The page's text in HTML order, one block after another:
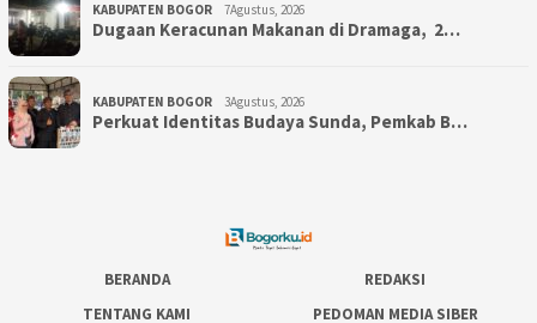
KABUPATEN BOGOR 7Agustus, 2026
‎Dugaan Keracunan Makanan di Dramaga, 2…
KABUPATEN BOGOR 3Agustus, 2026
Perkuat Identitas Budaya Sunda, Pemkab B…
BERANDA
REDAKSI
TENTANG KAMI
PEDOMAN MEDIA SIBER